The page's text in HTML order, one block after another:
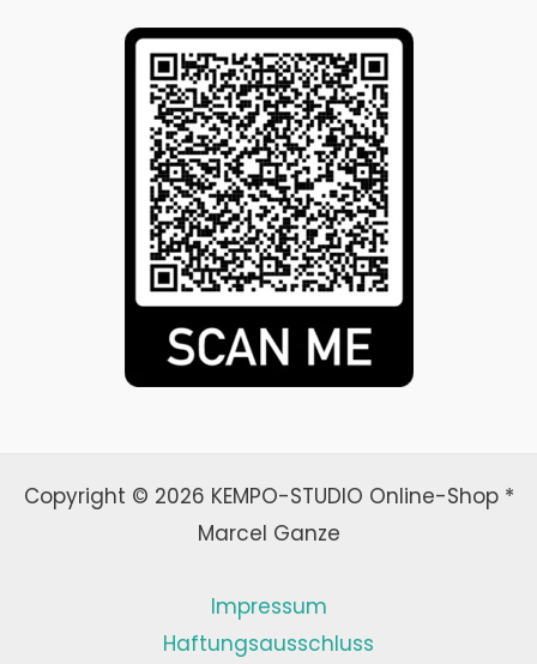
Copyright © 2026 KEMPO-STUDIO Online-Shop *
Marcel Ganze
Impressum
Haftungsausschluss